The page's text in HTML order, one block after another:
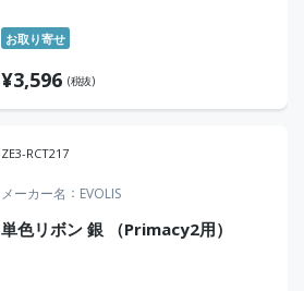
お取り寄せ
¥3,596 (税抜)
ZE3-RCT217
メーカー名 EVOLIS
単色リボン 銀 （Primacy2用）